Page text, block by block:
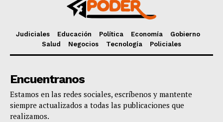
Judiciales Educación Política Economía
Gobierno
Salud
Negocios Tecnología Policiales
Encuentranos
Estamos en las redes sociales, escríbenos y mantente
siempre actualizados a todas las publicaciones que
realizamos.